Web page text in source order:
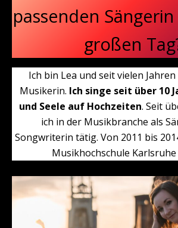
passenden
großen
Ich bin Lea und seit vielen
Musikerin. Ich singe seit über 10
und Seele auf Hochzeiten. Seit
ich in der Musikbranche als
Songwriterin tätig. Von 2011 bis
Musikhochschule